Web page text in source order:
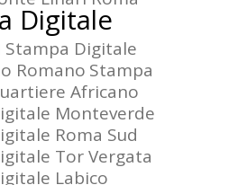
Digitale
Stampa Digitale
Romano Stampa
Africano
Monteverde
Roma Sud
Tor Vergata
Labico